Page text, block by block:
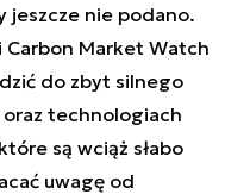
jeszcze nie podano.
Carbon Market Watch
do zbyt silnego
oraz technologiach
są wciąż słabo
uwagę od